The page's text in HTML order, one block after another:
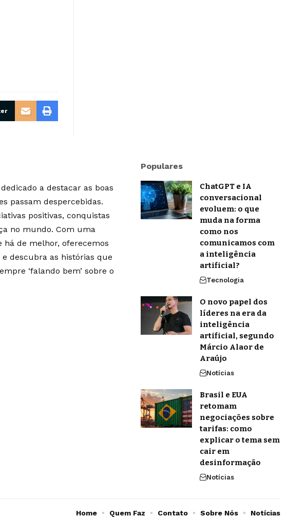
a destacar as boas
passam despercebidas.
positivas, conquistas
no mundo. Com uma
de melhor, oferecemos
descubra as histórias que
‘falando bem’ sobre o
Populares
ChatGPT e IA
conversacional
evoluem: o que
muda na forma
como nos
comunicamos com
a inteligência
artificial?
Tecnologia
O novo papel dos
líderes na era da
inteligência
artificial, segundo
Márcio Alaor de
Araújo
Notícias
Brasil e EUA
retomam
negociações sobre
tarifas: como
explicar o tema sem
cair em
desinformação
Notícias
Home Quem Faz Contato Sobre Nós Notícias